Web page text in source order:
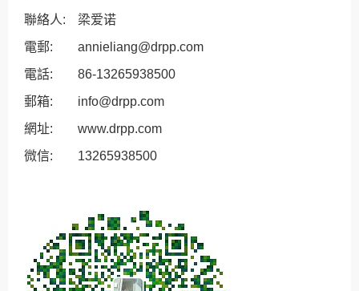
聯絡人:
梁爱诺
電郵:
annieliang@drpp.com
電話:
86-13265938500
郵箱:
info@drpp.com
網址:
www.drpp.com
微信:
13265938500